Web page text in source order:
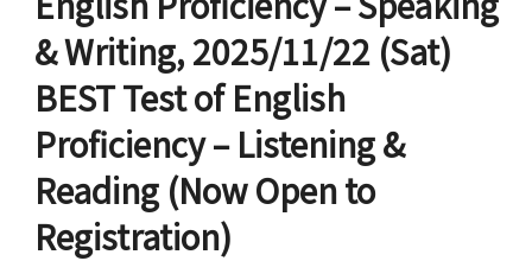
& Writing, 2025/11/22 (Sat)
BEST Test of English
Proficiency – Listening &
Reading (Now Open to
Registration)